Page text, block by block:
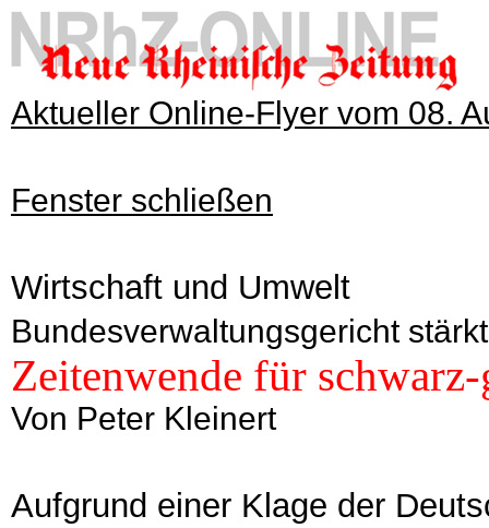
Aktueller Online-Flyer vom 08.
Fenster schließen
Wirtschaft und Umwelt
Bundesverwaltungsgericht
Zeitenwende für
Von Peter Kleinert
Aufgrund einer Klage der